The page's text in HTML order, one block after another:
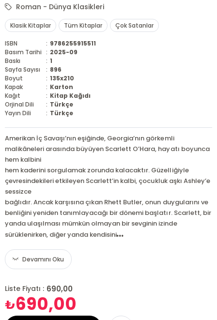
Roman - Dünya Klasikleri
Klasik Kitaplar Tüm Kitaplar Çok Satanlar
ISBN : 9786255915511
Basım Tarihi : 2025-09
Baskı
: 1
Sayfa Sayısı
: 896
Boyut
: 135x210
Kapak
: Karton
Kağıt
: Kitap Kağıdı
Orjinal Dili
: Türkçe
Yayın Dili
: Türkçe
Amerikan İç Savaşı’nın eşiğinde, Georgia’nın görkemli
malikâneleri arasında büyüyen Scarlett O’Hara, hayatı boyunca
hem kalbini
hem kaderini sorgulamak zorunda kalacaktır. Güzelliğiyle
çevresindekileri etkileyen Scarlett’in kalbi, çocukluk aşkı Ashley’e
sessizce
bağlıdır. Ancak karşısına çıkan Rhett Butler, onun duygularını ve
benliğini yeniden tanımlayacağı bir dönemi başlatır. Scarlett, bir
yanda ulaşılması mümkün olmayan bir sevginin izinde
sürüklenirken, diğer yanda kendisini...
Devamını Oku
Liste Fiyatı : 690,00
₺690,00